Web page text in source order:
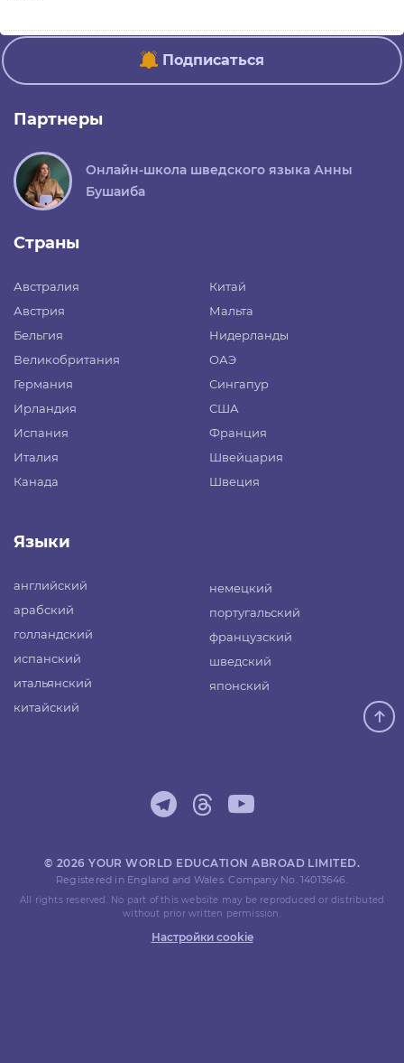
Подписаться
Партнеры
Онлайн-школа шведского языка Анны
Бушаиба
Страны
Австралия
Австрия
Бельгия
Великобритания
Германия
Ирландия
Испания
Италия
Канада
Китай
Мальта
Нидерланды
ОАЭ
Сингапур
США
Франция
Швейцария
Швеция
Языки
английский
арабский
голландский
испанский
итальянский
китайский
немецкий
португальский
французский
шведский
японский
© 2026 YOUR WORLD EDUCATION ABROAD LIMITED.
Registered in England and Wales. Company No. 14013646.
All rights reserved. No part of this website may be reproduced or distributed
without prior written permission.
Настройки cookie